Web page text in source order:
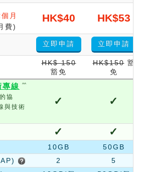
月
費)
HK$40 HK$53
立即申請 立即申請
HK$ 150
豁免
HK$150豁
免
專線 ^^
協
與技術
✓ ✓
✓ ✓
10GB
50GB
2
5